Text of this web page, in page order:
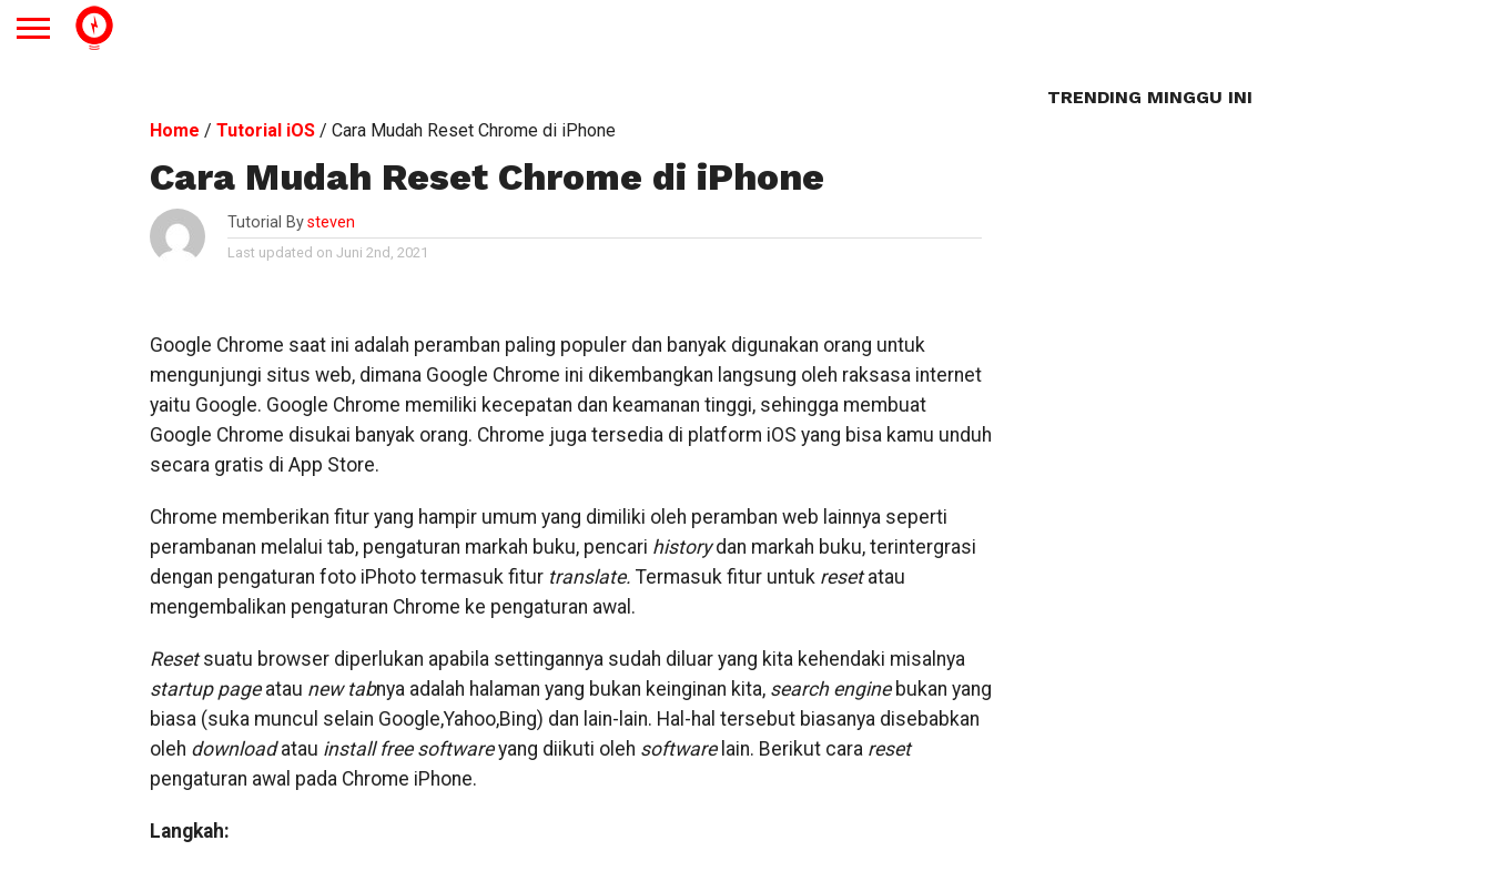
Home / Tutorial iOS/ Cara Mudah Reset Chrome di iPhone
Cara Mudah Reset Chrome di iPhone
Tutorial Bysteven
Last updated on Juni 2nd, 2021
Google Chrome saat ini adalah peramban paling populer dan banyak digunakan orang untuk
mengunjungi situs web, dimana Google Chrome ini dikembangkan langsung oleh raksasa internet
yaitu Google. Google Chrome memiliki kecepatan dan keamanan tinggi, sehingga membuat
Google Chrome disukai banyak orang. Chrome juga tersedia di platform iOS yang bisa kamu unduh
secara gratis di App Store.
Chrome memberikan fitur yang hampir umum yang dimiliki oleh peramban web lainnya seperti
perambanan melalui tab, pengaturan markah buku, pencari historydan markah buku, terintergrasi
dengan pengaturan foto iPhoto termasuk fitur translate. Termasuk fitur untuk resetatau
mengembalikan pengaturan Chrome ke pengaturan awal.
Resetsuatu browser diperlukan apabila settingannya sudah diluar yang kita kehendaki misalnya
startup pageatau new tabnya adalah halaman yang bukan keinginan kita,search enginebukan yang
biasa (suka muncul selain Google,Yahoo,Bing) dan lain-lain. Hal-hal tersebut biasanya disebabkan
oleh downloadatau install free softwareyang diikuti oleh softwarelain. Berikut cara reset
pengaturan awal pada Chrome iPhone.
Langkah:
TRENDING MINGGU INI